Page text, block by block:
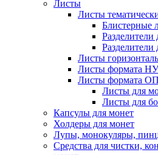
Листы
Листы
Блистерные
Разделители
Разделители
Листы
Листы формата
Листы формата
Листы для
Листы для
Капсулы для монет
Холдеры для монет
Лупы, монокуляры,
Средства для чистки,